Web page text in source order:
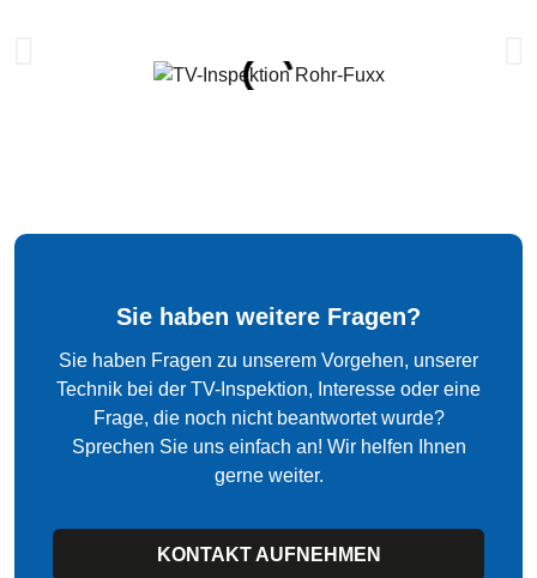
Sie haben weitere Fragen?
Sie haben Fragen zu unserem Vorgehen, unserer
Technik bei der TV-Inspektion, Interesse oder eine
Frage, die noch nicht beantwortet wurde?
Sprechen Sie uns einfach an! Wir helfen Ihnen
gerne weiter.
KONTAKT AUFNEHMEN